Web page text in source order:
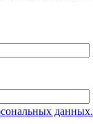
данных.